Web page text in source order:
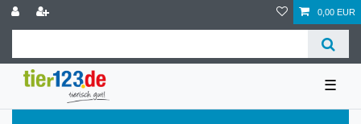
0,00 EUR
☰